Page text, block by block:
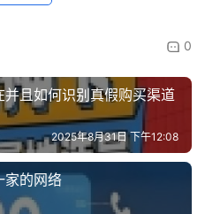
0
且如何识别真假购买渠道
2025年8月31日 下午12:08
家的网络